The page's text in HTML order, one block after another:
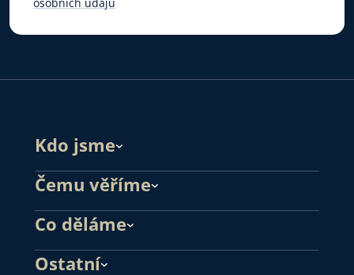
Kdo jsme
Čemu věříme
Co děláme
Ostatní